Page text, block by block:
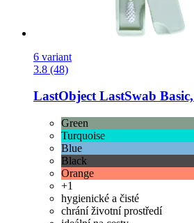
6 variant
3.8 (48)
LastObjectLastSwab
Green
Turquoise
Blue
Black
Orange
+1
hygienické a čisté
chrání životní prostředí